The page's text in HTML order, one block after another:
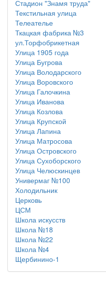
Стадион "Знамя труда"
Текстильная улица
Телеателье
Ткацкая фабрика №3
ул.Торфобрикетная
Улица 1905 года
Улица Бугрова
Улица Володарского
Улица Воровского
Улица Галочкина
Улица Иванова
Улица Козлова
Улица Крупской
Улица Лапина
Улица Матросова
Улица Островского
Улица Сухоборского
Улица Челюскинцев
Универмаг №100
Холодильник
Церковь
ЦСМ
Школа искусств
Школа №18
Школа №22
Школа №4
Щербинино-1